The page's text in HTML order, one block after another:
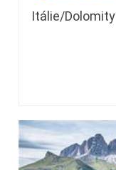
Itálie/Dolomity